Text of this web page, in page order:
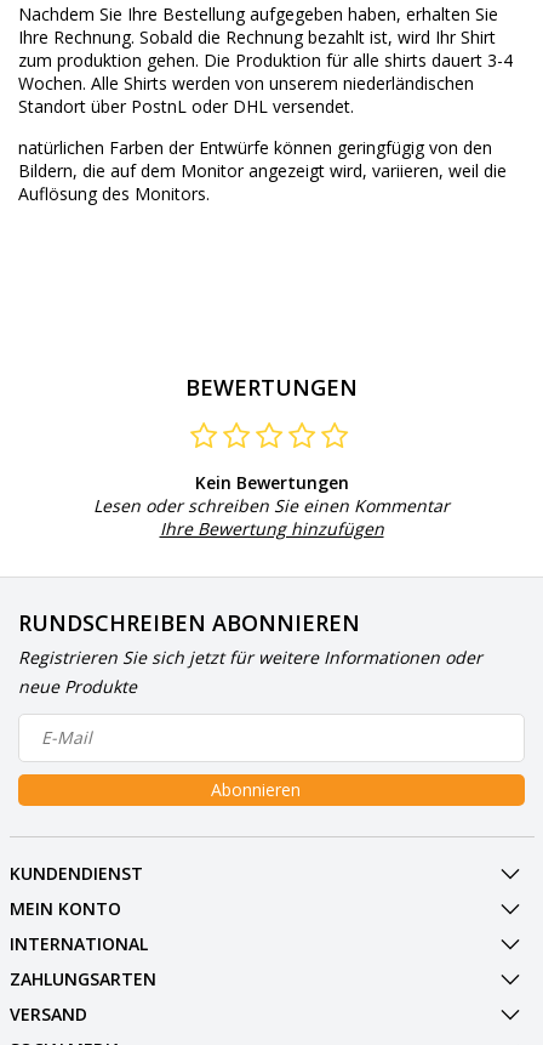
Nachdem Sie Ihre Bestellung aufgegeben haben, erhalten Sie
Ihre Rechnung. Sobald die Rechnung bezahlt ist, wird Ihr Shirt
zum produktion gehen. Die Produktion für alle shirts dauert 3-4
Wochen. Alle Shirts werden von unserem niederländischen
Standort über PostnL oder DHL versendet.
natürlichen Farben der Entwürfe können geringfügig von den
Bildern, die auf dem Monitor angezeigt wird, variieren, weil die
Auflösung des Monitors.
BEWERTUNGEN
Kein Bewertungen
Lesen oder schreiben Sie einen Kommentar
Ihre Bewertung hinzufügen
RUNDSCHREIBEN ABONNIEREN
Registrieren Sie sich jetzt für weitere Informationen oder
neue Produkte
Abonnieren
KUNDENDIENST
MEIN KONTO
INTERNATIONAL
ZAHLUNGSARTEN
VERSAND